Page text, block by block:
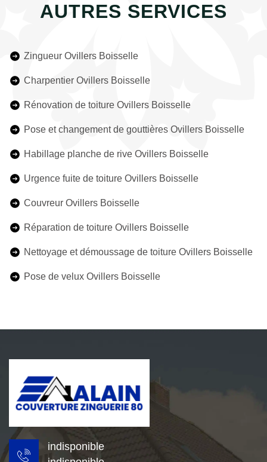
AUTRES SERVICES
Zingueur Ovillers Boisselle
Charpentier Ovillers Boisselle
Rénovation de toiture Ovillers Boisselle
Pose et changement de gouttières Ovillers Boisselle
Habillage planche de rive Ovillers Boisselle
Urgence fuite de toiture Ovillers Boisselle
Couvreur Ovillers Boisselle
Réparation de toiture Ovillers Boisselle
Nettoyage et démoussage de toiture Ovillers Boisselle
Pose de velux Ovillers Boisselle
indisponible